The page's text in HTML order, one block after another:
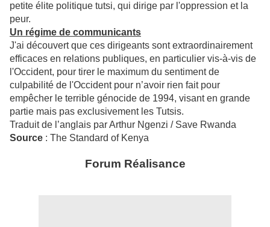
petite élite politique tutsi, qui dirige par l'oppression et la
peur.
Un régime de communicants
J'ai découvert que ces dirigeants sont extraordinairement
efficaces en relations publiques, en particulier vis-à-vis de
l'Occident, pour tirer le maximum du sentiment de
culpabilité de l'Occident pour n’avoir rien fait pour
empêcher le terrible génocide de 1994, visant en grande
partie mais pas exclusivement les Tutsis.
Traduit de l’anglais par Arthur Ngenzi / Save Rwanda
Source : The Standard of Kenya
Forum Réalisance